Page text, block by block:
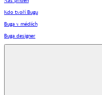
Kdo tvoří Bugu
Buga v médiích
Buga designer